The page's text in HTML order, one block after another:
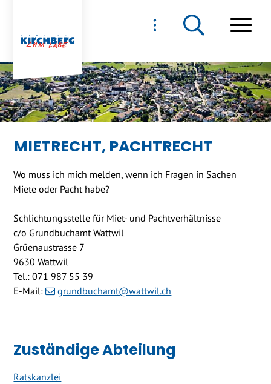
NAVIGIEREN IN
MIETRECHT, PACHTRECHT
Wo muss ich mich melden, wenn ich Fragen in Sachen
Miete oder Pacht habe?
Schlichtungsstelle für Miet- und Pachtverhältnisse
c/o Grundbuchamt Wattwil
Grüenaustrasse 7
9630 Wattwil
Tel.: 071 987 55 39
E-Mail:
grundbuchamt@wattwil.ch
Zuständige Abteilung
Ratskanzlei